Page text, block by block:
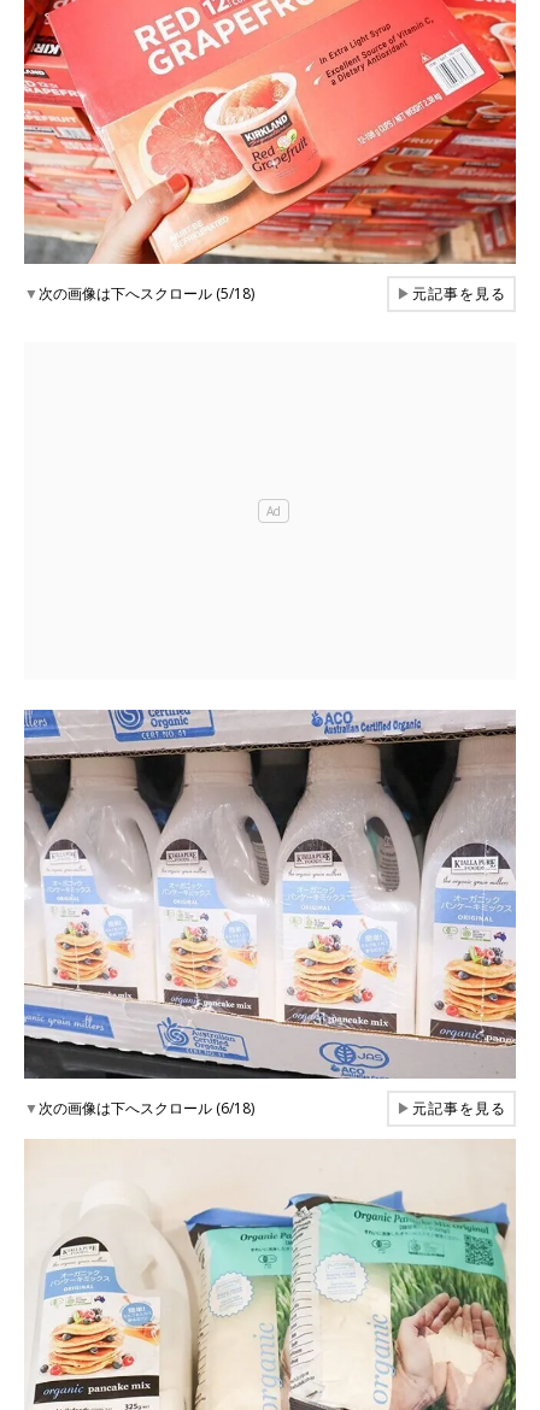
▼次の画像は下へスクロール (5/18) ▶元記事を見る
▼次の画像は下へスクロール (6/18) ▶元記事を見る